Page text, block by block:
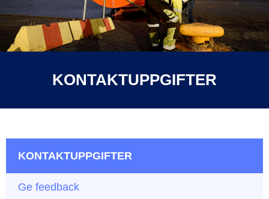
KONTAKTUPPGIFTER
KONTAKTUPPGIFTER
Ge feedback